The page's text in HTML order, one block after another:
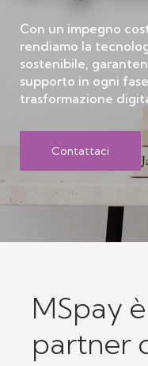
Con un impegno
rendiamo la
sostenibile,
supporto in ogni
trasformazione
Contattaci
MSpay
partner